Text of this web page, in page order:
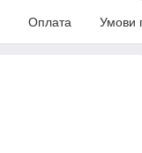
Оплата Умови